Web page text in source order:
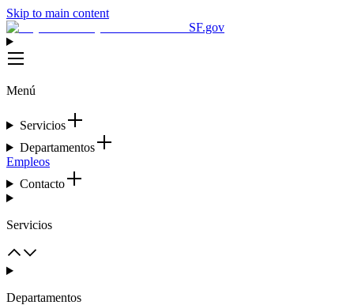
Skip to main content
SF.gov
Menú
Servicios
Departamentos
Empleos
Contacto
Servicios
Departamentos